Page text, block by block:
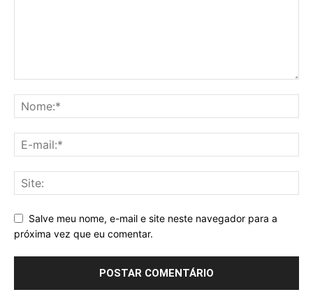
Salve meu nome, e-mail e site neste navegador para a
próxima vez que eu comentar.